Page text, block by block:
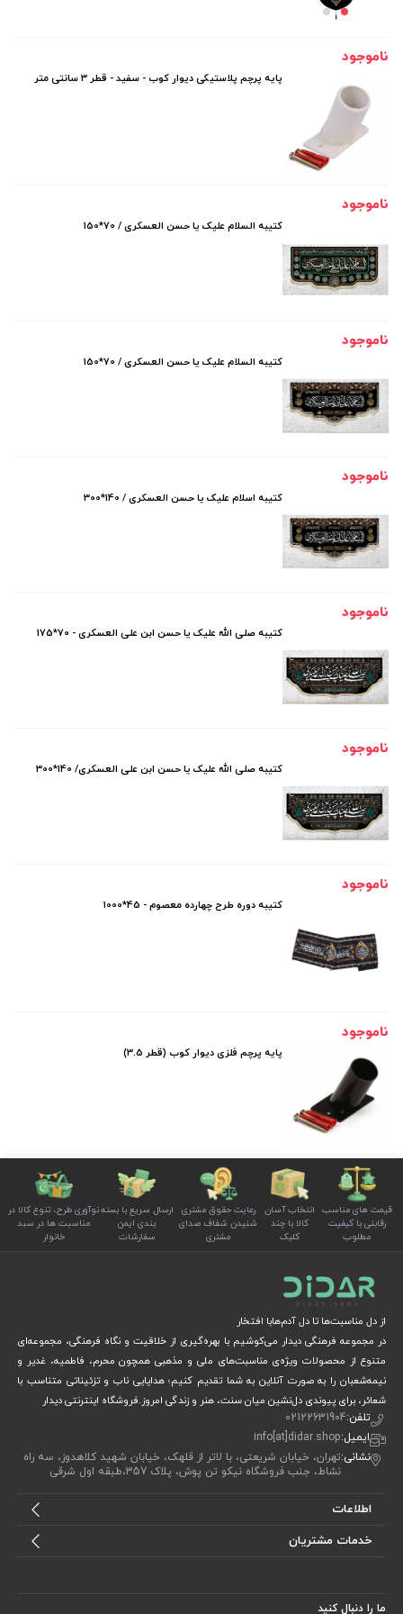
ناموجود
پایه پرچم پلاستیکی دیوار کوب - سفید - قطر 3 سانتی متر
ناموجود
کتیبه السلام علیک یا حسن العسکری / 70*150
ناموجود
کتیبه السلام علیک یا حسن العسکری / 70*150
ناموجود
کتیبه اسلام علیک یا حسن العسکری / 140*300
ناموجود
کتیبه صلی الله علیک یا حسن ابن علی العسکری - 70*175
ناموجود
کتیبه صلی الله علیک یا حسن ابن علی العسکری/ 140*300
ناموجود
کتیبه دوره طرح چهارده معصوم - 45*1000
ناموجود
پایه پرچم فلزی دیوار کوب (قطر 3.5)
قیمت های مناسب
رقابتی با کیفیت
مطلوب
انتخاب آسان
کالا با چند
کلیک
رعایت حقوق مشتری
شنیدن شفاف صدای
مشتری
ارسال سریع با بسته
بندی ایمن
سفارشات
نوآوری طرح، تنوع کالا در
مناسبت ها در سبد
خانوار
از دل مناسبت‌ها تا دل آدم‌هابا افتخار
در مجموعه فرهنگی دیدار می‌کوشیم با بهره‌گیری از خلاقیت و نگاه فرهنگی، مجموعه‌ای
متنوع از محصولات ویژه‌ی مناسبت‌های ملی و مذهبی همچون محرم، فاطمیه، غدیر و
نیمه‌شعبان را به صورت آنلاین به شما تقدیم کنیم؛ هدایایی ناب و تزئیناتی متناسب با
شعائر، برای پیوندی دل‌نشین میان سنت، هنر و زندگی امروز.فروشگاه اینترنتی دیدار
تلفن:02122631904
ایمیل:info[at]didar.shop
نشانی:تهران، خیابان شریعتی، با لاتر از قلهک، خیابان شهید کلاهدوز، سه راه
نشاط، جنب فروشگاه نیکو تن پوش، پلاک 357،طبقه اول شرقی
اطلاعات
خدمات مشتریان
ما را دنبال کنید